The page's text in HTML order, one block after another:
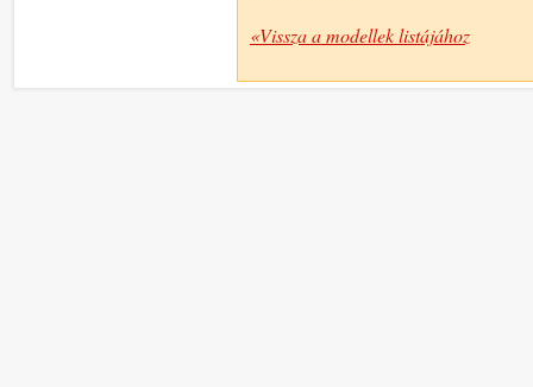
«Vissza a modellek listájához